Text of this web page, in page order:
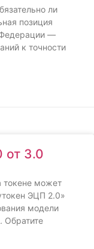
ли
позиция
Федерации —
к точности
от 3.0
токене может
ЭЦП 2.0»
модели
Обратите